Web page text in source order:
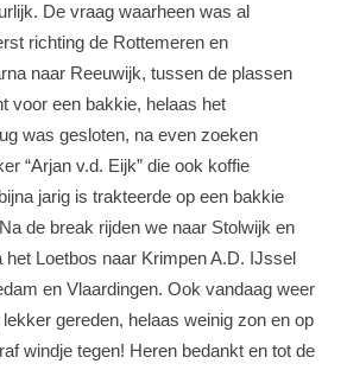
De vraag waarheen was al
richting de Rottemeren en
naar Reeuwijk, tussen de plassen
voor een bakkie, helaas het
was gesloten, na even zoeken
“Arjan v.d. Eijk” die ook koffie
jarig is trakteerde op een bakkie
de break rijden we naar Stolwijk en
het Loetbos naar Krimpen A.D. IJssel
en Vlaardingen. Ook vandaag weer
gereden, helaas weinig zon en op
windje tegen! Heren bedankt en tot de